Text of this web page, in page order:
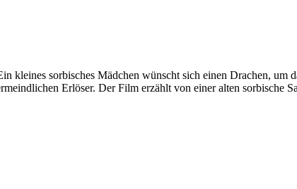
sorbisches Mädchen wünscht sich einen Drachen, um
Erlöser. Der Film erzählt von einer alten sorbische